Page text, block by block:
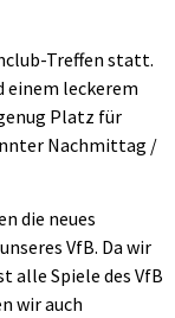
Treffen statt.
einem leckerem
Platz für
Nachmittag /
die neues
VfB. Da wir
alle Spiele des VfB
wir auch